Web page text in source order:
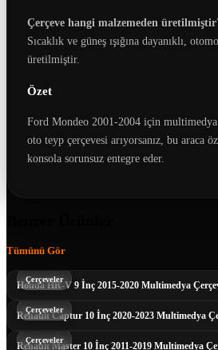
Çerçeve hangi malzemeden
Sıcaklık ve güneş ışığına dayanıklı,
üretilmiştir.
Özet
Ford Mondeo 2001-2004 için multimedya
oto teyp çerçevesi arıyorsanız, bu araca
konsola sorunsuz entegre eder.
Tümünü Gör
Honda HR-V 9 İnç 2015-2020 Multimedya
Çerçeveler
Renault Captur 10 İnç 2020-2023 Multimedya
Çerçeveler
Renault Master 10 İnç 2011-2019 Multimedya
Çerçeveler